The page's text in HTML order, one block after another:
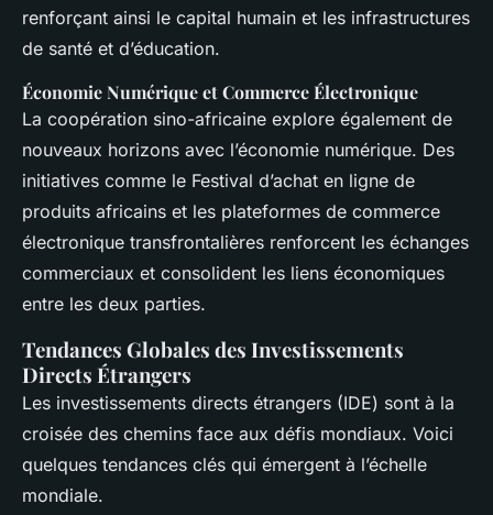
renforçant ainsi le capital humain et les infrastructures
de santé et d’éducation.
Économie Numérique et Commerce Électronique
La coopération sino-africaine explore également de
nouveaux horizons avec l’économie numérique. Des
initiatives comme le Festival d’achat en ligne de
produits africains et les plateformes de commerce
électronique transfrontalières renforcent les échanges
commerciaux et consolident les liens économiques
entre les deux parties.
Tendances Globales des Investissements
Directs Étrangers
Les investissements directs étrangers (IDE) sont à la
croisée des chemins face aux défis mondiaux. Voici
quelques tendances clés qui émergent à l’échelle
mondiale.